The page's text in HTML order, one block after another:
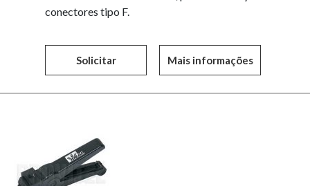
conectores tipo F.
Solicitar Mais informações